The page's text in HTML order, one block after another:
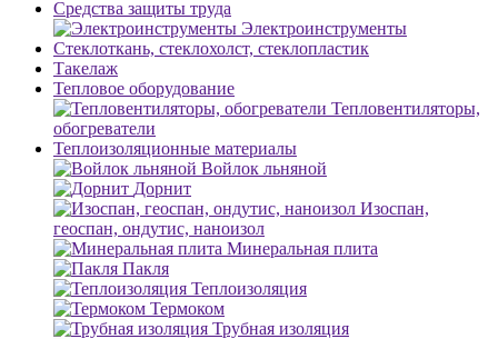
Средства защиты труда
Электроинструменты
Стеклоткань, стеклохолст, стеклопластик
Такелаж
Тепловое оборудование
Тепловентиляторы,
обогреватели
Теплоизоляционные материалы
Войлок льняной
Дорнит
Изоспан,
геоспан, ондутис, наноизол
Минеральная плита
Пакля
Теплоизоляция
Термоком
Трубная изоляция